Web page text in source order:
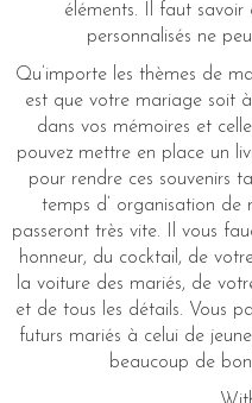
éléments. Il faut savoir
personnalisés ne
Qu’importe les thèmes de
est que votre mariage soit
dans vos mémoires et
pouvez mettre en place un
pour rendre ces souvenirs
temps d’ organisation de
passeront très vite. Il vous
honneur, du cocktail, de
la voiture des mariés, de
et de tous les détails. Vous
futurs mariés à celui de
beaucoup de